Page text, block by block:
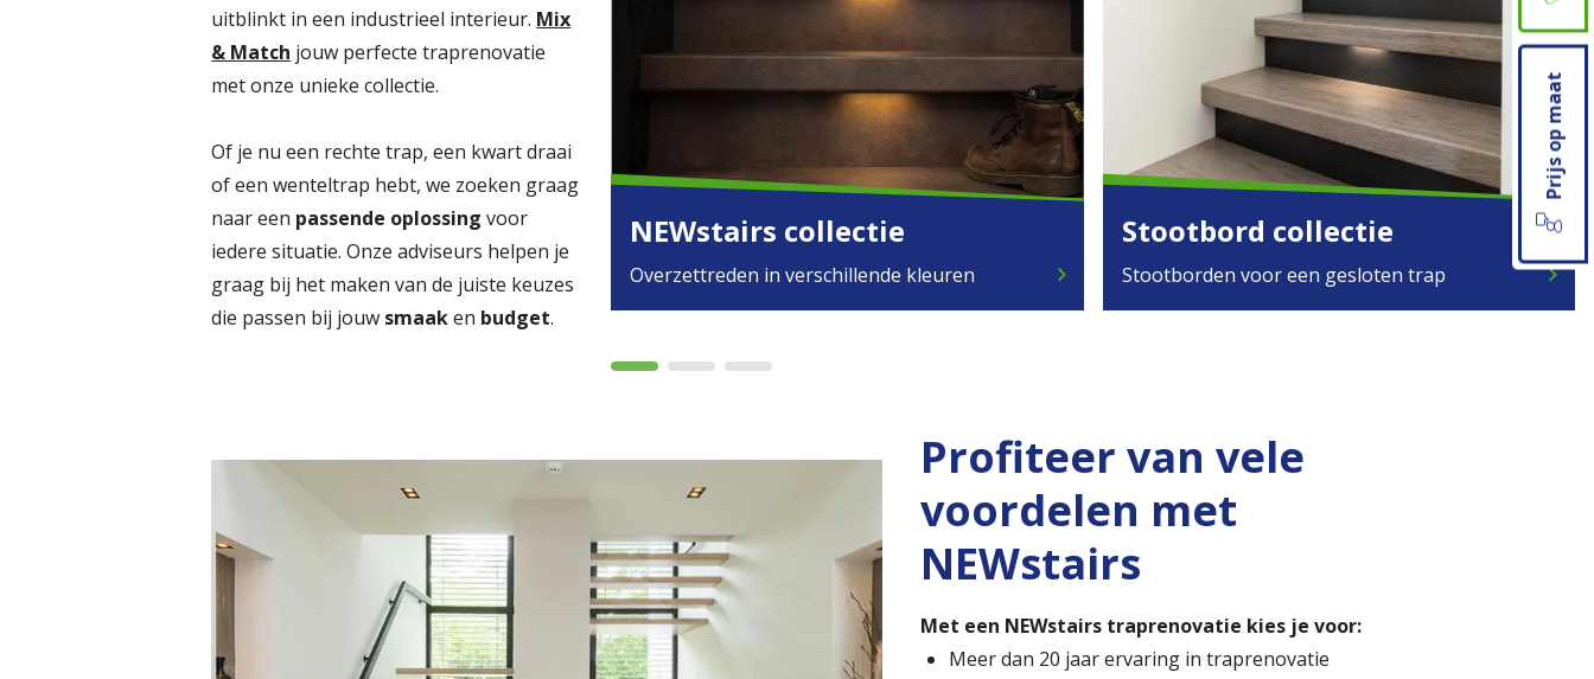
Prijs op maat
uitblinkt in een industrieel interieur. Mix
& Match jouw perfecte traprenovatie
met onze unieke collectie.
Of je nu een rechte trap, een kwart draai
of een wenteltrap hebt, we zoeken graag
naar een passende oplossing voor
iedere situatie. Onze adviseurs helpen je
graag bij het maken van de juiste keuzes
die passen bij jouw smaaken budget.
NEWstairs collectie
Overzettreden in verschillende kleuren chevron_right
Stootbord collectie
Stootborden voor een gesloten trap chevron_right
Profiteer van vele
voordelen met
NEWstairs
Met een NEWstairs traprenovatie kies je voor:
Meer dan 20 jaar ervaring in traprenovatie